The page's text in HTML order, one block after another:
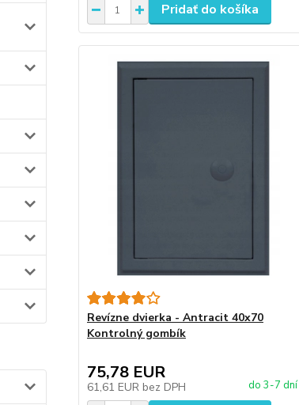
Pridať do košíka
Revízne dvierka - Antracit 40x70
Kontrolný gombík
75,78 EUR
61,61 EUR bez DPH do 3-7 dní